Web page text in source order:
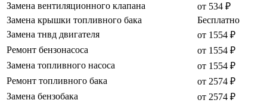
Замена вентиляционного клапана
от 534 ₽
Замена крышки топливного бака
Бесплатно
Замена тнвд двигателя
от 1554 ₽
Ремонт бензонасоса
от 1554 ₽
Замена топливного насоса
от 1554 ₽
Ремонт топливного бака
от 2574 ₽
Замена бензобака
от 2574 ₽